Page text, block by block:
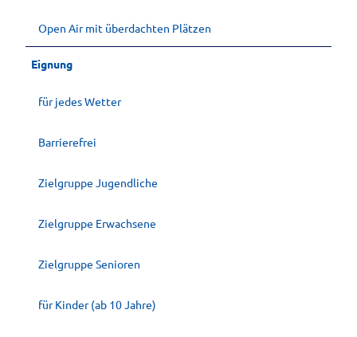
Open Air mit überdachten Plätzen
Eignung
für jedes Wetter
Barrierefrei
Zielgruppe Jugendliche
Zielgruppe Erwachsene
Zielgruppe Senioren
für Kinder (ab 10 Jahre)